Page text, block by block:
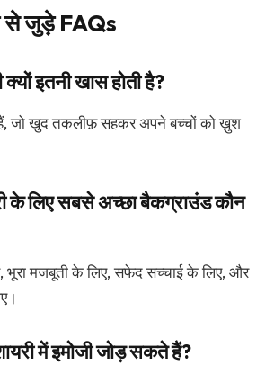
से जुड़े FAQs
क्यों इतनी खास होती है?
हैं, जो खुद तकलीफ़ सहकर अपने बच्चों को ख़ुश
के लिए सबसे अच्छा बैकग्राउंड कौन
भूरा मजबूती के लिए, सफेद सच्चाई के लिए, और
में इमोजी जोड़ सकते हैं?